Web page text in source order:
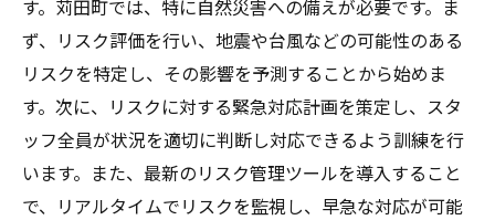
す。苅田町では、特に自然災害への備えが必要です。ま
ず、リスク評価を行い、地震や台風などの可能性のある
リスクを特定し、その影響を予測することから始めま
す。次に、リスクに対する緊急対応計画を策定し、スタ
ッフ全員が状況を適切に判断し対応できるよう訓練を行
います。また、最新のリスク管理ツールを導入すること
で、リアルタイムでリスクを監視し、早急な対応が可能